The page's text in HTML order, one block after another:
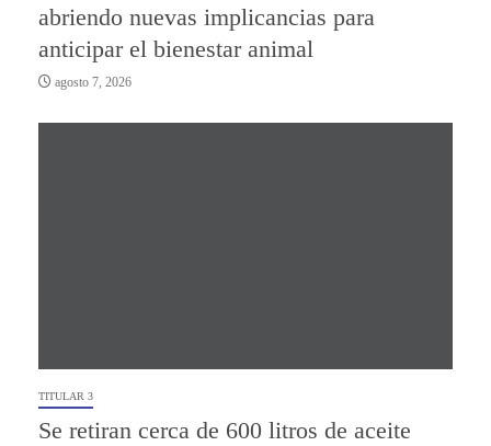
abriendo nuevas implicancias para
anticipar el bienestar animal
agosto 7, 2026
TITULAR 3
Se retiran cerca de 600 litros de aceite